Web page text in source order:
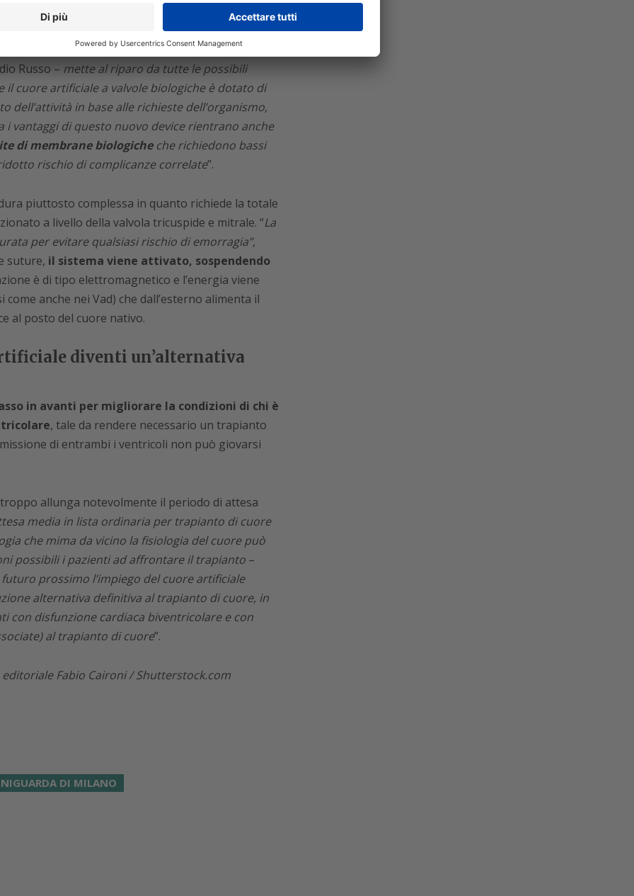
tipo pulsato
(cioè con una pressione sistolica ed
Russo – mette al riparo da tutte le possibili
cuore artificiale a valvole biologiche è dotato di
in base alle richieste dell’organismo,
i vantaggi di questo nuovo device rientrano anche
di membrane biologicheche richiedono bassi
rischio di complicanze correlate”.
piuttosto complessa in quanto richiede la totale
a livello della valvola tricuspide e mitrale. “La
per evitare qualsiasi rischio di emorragia”,
suture, il sistema viene attivato, sospendendo
è di tipo elettromagnetico e l’energia viene
anche nei Vad) che dall’esterno alimenta il
al posto del cuore nativo.
diventi un’alternativa
in avanti per migliorare la condizioni di chi è
, tale da rendere necessario un trapianto
di entrambi i ventricoli non può giovarsi
allunga notevolmente il periodo di attesa
media in lista ordinaria per trapianto di cuore
che mima da vicino la fisiologia del cuore può
possibili i pazienti ad affrontare il trapianto –
futuro prossimo l’impiego del cuore artificiale
alternativa definitiva al trapianto di cuore, in
con disfunzione cardiaca biventricolare e con
al trapianto di cuore”.
Fabio Caironi / Shutterstock.com
NIGUARDA DI MILANO